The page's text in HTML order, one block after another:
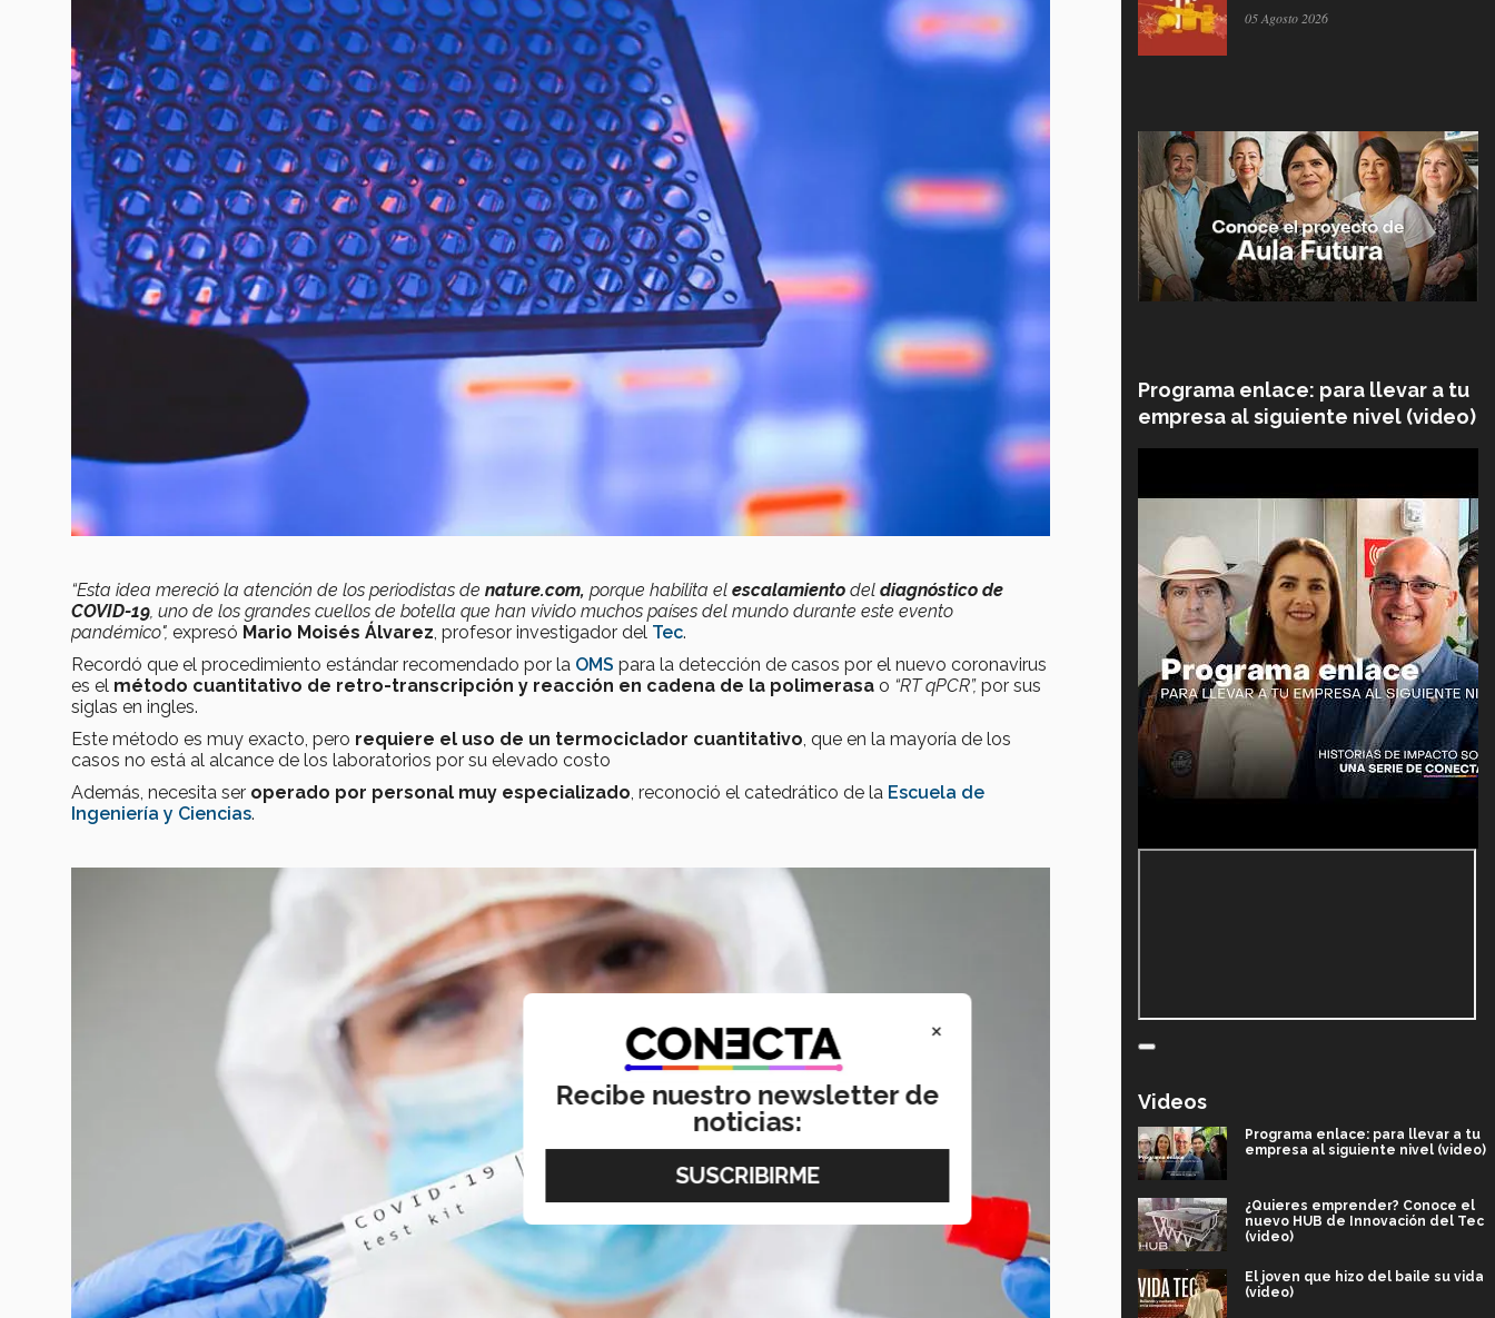
“Esta idea mereció la atención de los periodistas de nature.com, porque habilita el escalamiento del diagnóstico de
COVID-19, uno de los grandes cuellos de botella que han vivido muchos países del mundo durante este evento
pandémico", expresó Mario Moisés Álvarez, profesor investigador del Tec.
Recordó que el procedimiento estándar recomendado por la OMS para la detección de casos por el nuevo coronavirus
es el método cuantitativo de retro-transcripción y reacción en cadena de la polimerasa o “RT qPCR”, por sus
siglas en ingles.
Este método es muy exacto, pero requiere el uso de un termociclador cuantitativo, que en la mayoría de los
casos no está al alcance de los laboratorios por su elevado costo
Además, necesita ser operado por personal muy especializado, reconoció el catedrático de la Escuela de
Ingeniería y Ciencias.
05 Agosto 2026
Programa enlace: para llevar a tu
empresa al siguiente nivel (video)
Videos
Programa enlace: para llevar a tu
empresa al siguiente nivel (video)
¿Quieres emprender? Conoce el
nuevo HUB de Innovación del Tec
(video)
El joven que hizo del baile su vida
(video)
×
Recibe nuestro newsletter de
noticias: